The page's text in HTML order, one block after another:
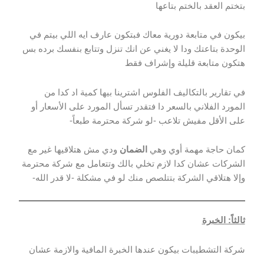
بتختم العقد بالختم بتاعها
بيكون في متابعة دورية معاك فبتكون عارف ايه اللي بيتم في
الوحدة بتاعتك ودا لا يغني عن انك تنزل وتتابع بنفسك برده بس
هتكون متابعة قليلة وإشراف فقط
في تقارير بالتكاليف الفلوس اشترينا بيها كمية اد كدا من
المورد الفلاني بالسعر دا فتقدر تسأل المورد على الأسعار أو
على الأقل مفيش تلاعب -لو شركة محترمة طبعاً-
كمان حاجة مهمة أوي وهي الضمان ودي مش هتلاقيها غير مع
الشركات عشان كدا لازم تخلي بالك وتتعامل مع شركة محترمة
وإلا هتلاقي الشركة بتتلصص منك لو في مشكلة -لا قدر الله-
ثالثاً: الخبرة
شركة التشطيبات بيكون عندها الخبرة المافية والازمة عشان